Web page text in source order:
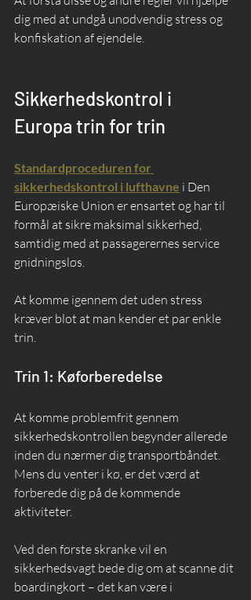
dig med at undgå unødvendig stress og
konfiskation af ejendele.
Sikkerhedskontrol i
Europa trin for trin
Standardproceduren for
sikkerhedskontrol i lufthavne i Den
Europæiske Union er ensartet og har til
formål at sikre maksimal sikkerhed,
samtidig med at passagerernes service
gnidningsløs.
At komme igennem det uden stress
kræver blot at man kender et par enkle
trin.
Trin 1: Køforberedelse
At komme problemfrit gennem
sikkerhedskontrollen begynder allerede
inden du nærmer dig transportbåndet.
Mens du venter i kø, er det værd at
forberede dig på de kommende
aktiviteter.
Ved den første skranke vil en
sikkerhedsvagt bede dig om at scanne dit
boardingkort – det kan være i